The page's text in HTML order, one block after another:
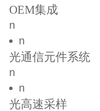
OEM集成
n
n
光通信元件系统
n
n
光高速采样